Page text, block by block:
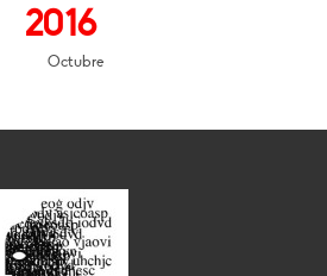
2016
Octubre